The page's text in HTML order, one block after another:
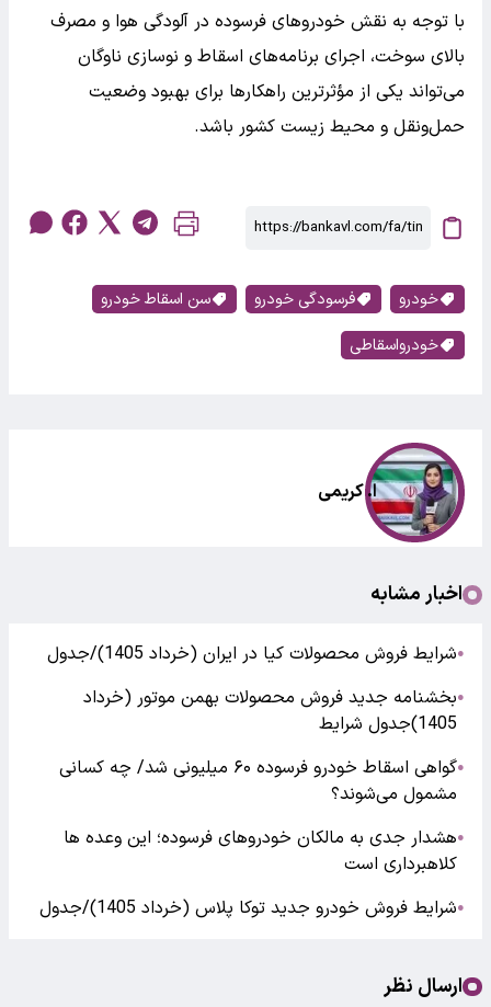
با توجه به نقش خودروهای فرسوده در آلودگی هوا و مصرف
بالای سوخت، اجرای برنامه‌های اسقاط و نوسازی ناوگان
می‌تواند یکی از مؤثرترین راهکارها برای بهبود وضعیت
حمل‌ونقل و محیط زیست کشور باشد.
خودرو فرسودگی خودرو
سن اسقاط خودرو
خودرواسقاطی
ا. کریمی
اخبار مشابه
●شرایط فروش محصولات کیا در ایران (خرداد 1405)/جدول
●بخشنامه جدید فروش محصولات بهمن موتور (خرداد
1405)جدول شرایط
●
گواهی اسقاط خودرو فرسوده ۶۰ میلیونی شد/ چه کسانی
مشمول می‌شوند؟
●هشدار جدی به مالکان خودروهای فرسوده؛ این وعده ها
کلاهبرداری است
●شرایط فروش خودرو جدید توکا پلاس (خرداد 1405)/جدول
ارسال نظر